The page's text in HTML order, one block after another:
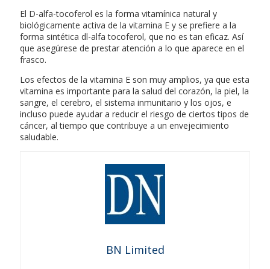
El D-alfa-tocoferol es la forma vitamínica natural y
biológicamente activa de la vitamina E y se prefiere a la
forma sintética dl-alfa tocoferol, que no es tan eficaz. Así
que asegúrese de prestar atención a lo que aparece en el
frasco.
Los efectos de la vitamina E son muy amplios, ya que esta
vitamina es importante para la salud del corazón, la piel, la
sangre, el cerebro, el sistema inmunitario y los ojos, e
incluso puede ayudar a reducir el riesgo de ciertos tipos de
cáncer, al tiempo que contribuye a un envejecimiento
saludable.
BN Limited